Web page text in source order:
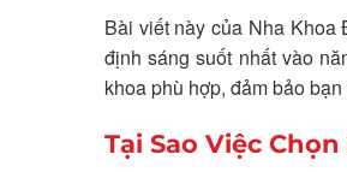
Bài viết này của Nha Khoa
định sáng suốt nhất vào
khoa phù hợp, đảm bảo
Tại Sao Việc